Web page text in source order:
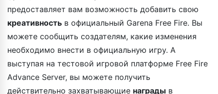
предоставляет вам возможность добавить свою
креативность в официальный Garena Free Fire. Вы
можете сообщить создателям, какие изменения
необходимо внести в официальную игру. А
выступая на тестовой игровой платформе Free Fire
Advance Server, вы можете получить
действительно захватывающие награды в